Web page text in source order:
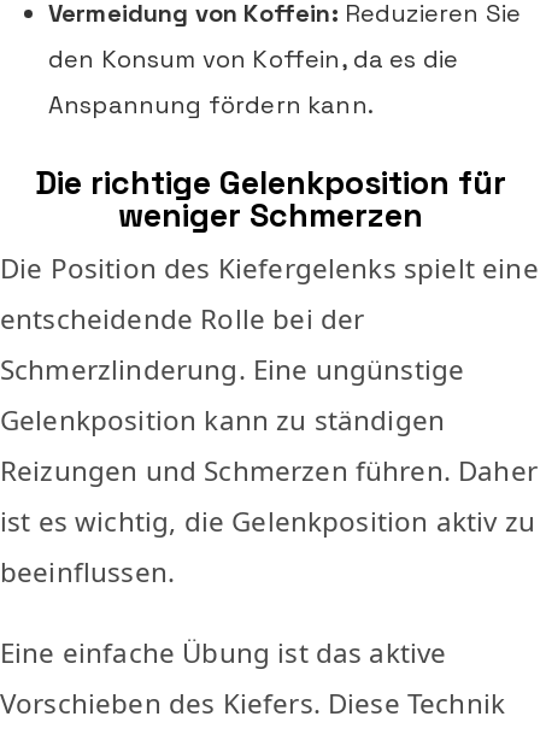
Vermeidung von Koffein: Reduzieren Sie
den Konsum von Koffein, da es die
Anspannung fördern kann.
Die richtige Gelenkposition für
weniger Schmerzen
Die Position des Kiefergelenks spielt eine
entscheidende Rolle bei der
Schmerzlinderung. Eine ungünstige
Gelenkposition kann zu ständigen
Reizungen und Schmerzen führen. Daher
ist es wichtig, die Gelenkposition aktiv zu
beeinflussen.
Eine einfache Übung ist das aktive
Vorschieben des Kiefers. Diese Technik